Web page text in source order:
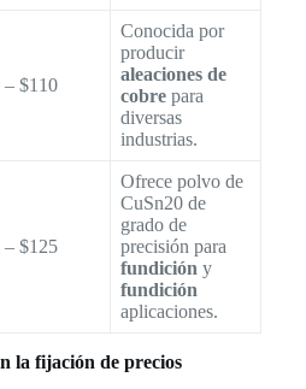
– $110
Conocida por
producir
aleaciones de
cobrepara
diversas
industrias.
– $125
Ofrece polvo de
CuSn20 de
grado de
precisión para
fundición y
fundición
aplicaciones.
la fijación de precios